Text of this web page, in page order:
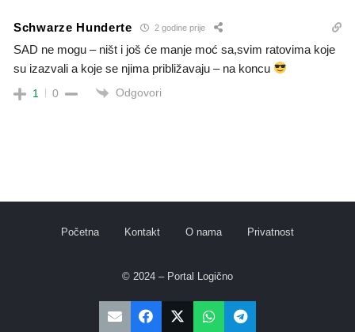
Schwarze Hunderte 2 godine prije
SAD ne mogu – ništ i još će manje moć sa,svim ratovima koje
su izazvali a koje se njima približavaju – na koncu
1 0 Odgovori
Početna Kontakt O nama Privatnost
© 2024 – Portal Logično